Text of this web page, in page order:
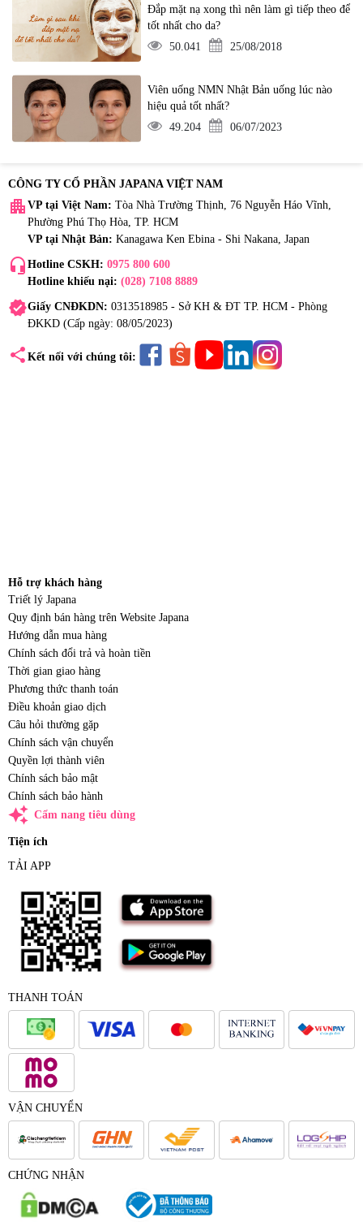
Đắp mặt nạ xong thì nên làm gì tiếp theo để
tốt nhất cho da?
50.041
25/08/2018
Viên uống NMN Nhật Bản uống lúc nào
hiệu quả tốt nhất?
49.204
06/07/2023
CÔNG TY CỔ PHẦN JAPANA VIỆT NAM
apartment VP tại Việt Nam: Tòa Nhà Trường Thịnh, 76 Nguyễn Háo Vĩnh,
Phường Phú Thọ Hòa, TP. HCM
VP tại Nhật Bản: Kanagawa Ken Ebina - Shi Nakana, Japan
headset_mic Hotline CSKH: 0975 800 600
Hotline khiếu nại: (028) 7108 8889
verifiedGiấy CNĐKDN: 0313518985 - Sở KH & ĐT TP. HCM - Phòng
ĐKKD (Cấp ngày: 08/05/2023)
share Kết nối với chúng tôi:
Hỗ trợ khách hàng
Triết lý Japana
Quy định bán hàng trên Website Japana
Hướng dẫn mua hàng
Chính sách đổi trả và hoàn tiền
Thời gian giao hàng
Phương thức thanh toán
Điều khoản giao dịch
Câu hỏi thường gặp
Chính sách vận chuyển
Quyền lợi thành viên
Chính sách bảo mật
Chính sách bảo hành
auto_awesome Cẩm nang tiêu dùng
Tiện ích
TẢI APP
THANH TOÁN
VẬN CHUYỂN
CHỨNG NHẬN